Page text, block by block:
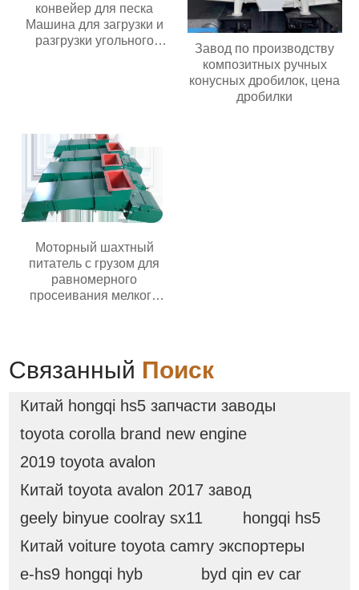
конвейер для песка
Машина для загрузки и
разгрузки угольного
Завод по производству
композитных ручных
конусных дробилок, цена
дробилки
Моторный шахтный
питатель с грузом для
равномерного
просеивания мелкого
Связанный Поиск
Китай hongqi hs5 запчасти заводы
toyota corolla brand new engine
2019 toyota avalon
Китай toyota avalon 2017 завод
geely binyue coolray sx11
hongqi hs5
Китай voiture toyota camry экспортеры
e-hs9 hongqi hyb
byd qin ev car